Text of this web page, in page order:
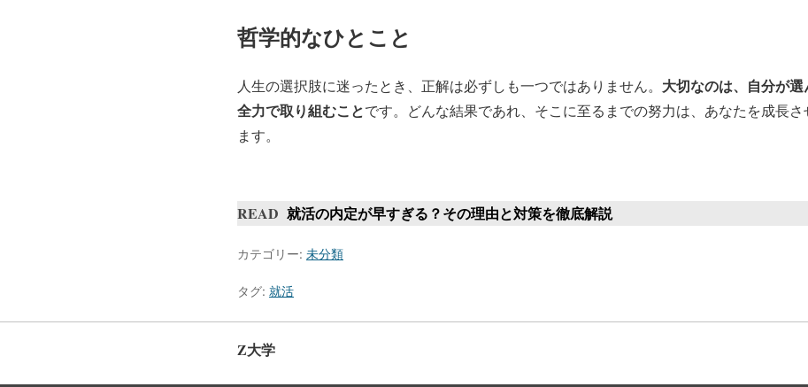
哲学的なひとこと
人生の選択肢に迷ったとき、正解は必ずしも一つではありません。 大切なのは、自分が選
全力で取り組むことです。どんな結果であれ、そこに至るまでの努力は、あなたを成長さ
ます。
READ 就活の内定が早すぎる？その理由と対策を徹底解説
カテゴリー: 未分類
タグ: 就活
Z大学